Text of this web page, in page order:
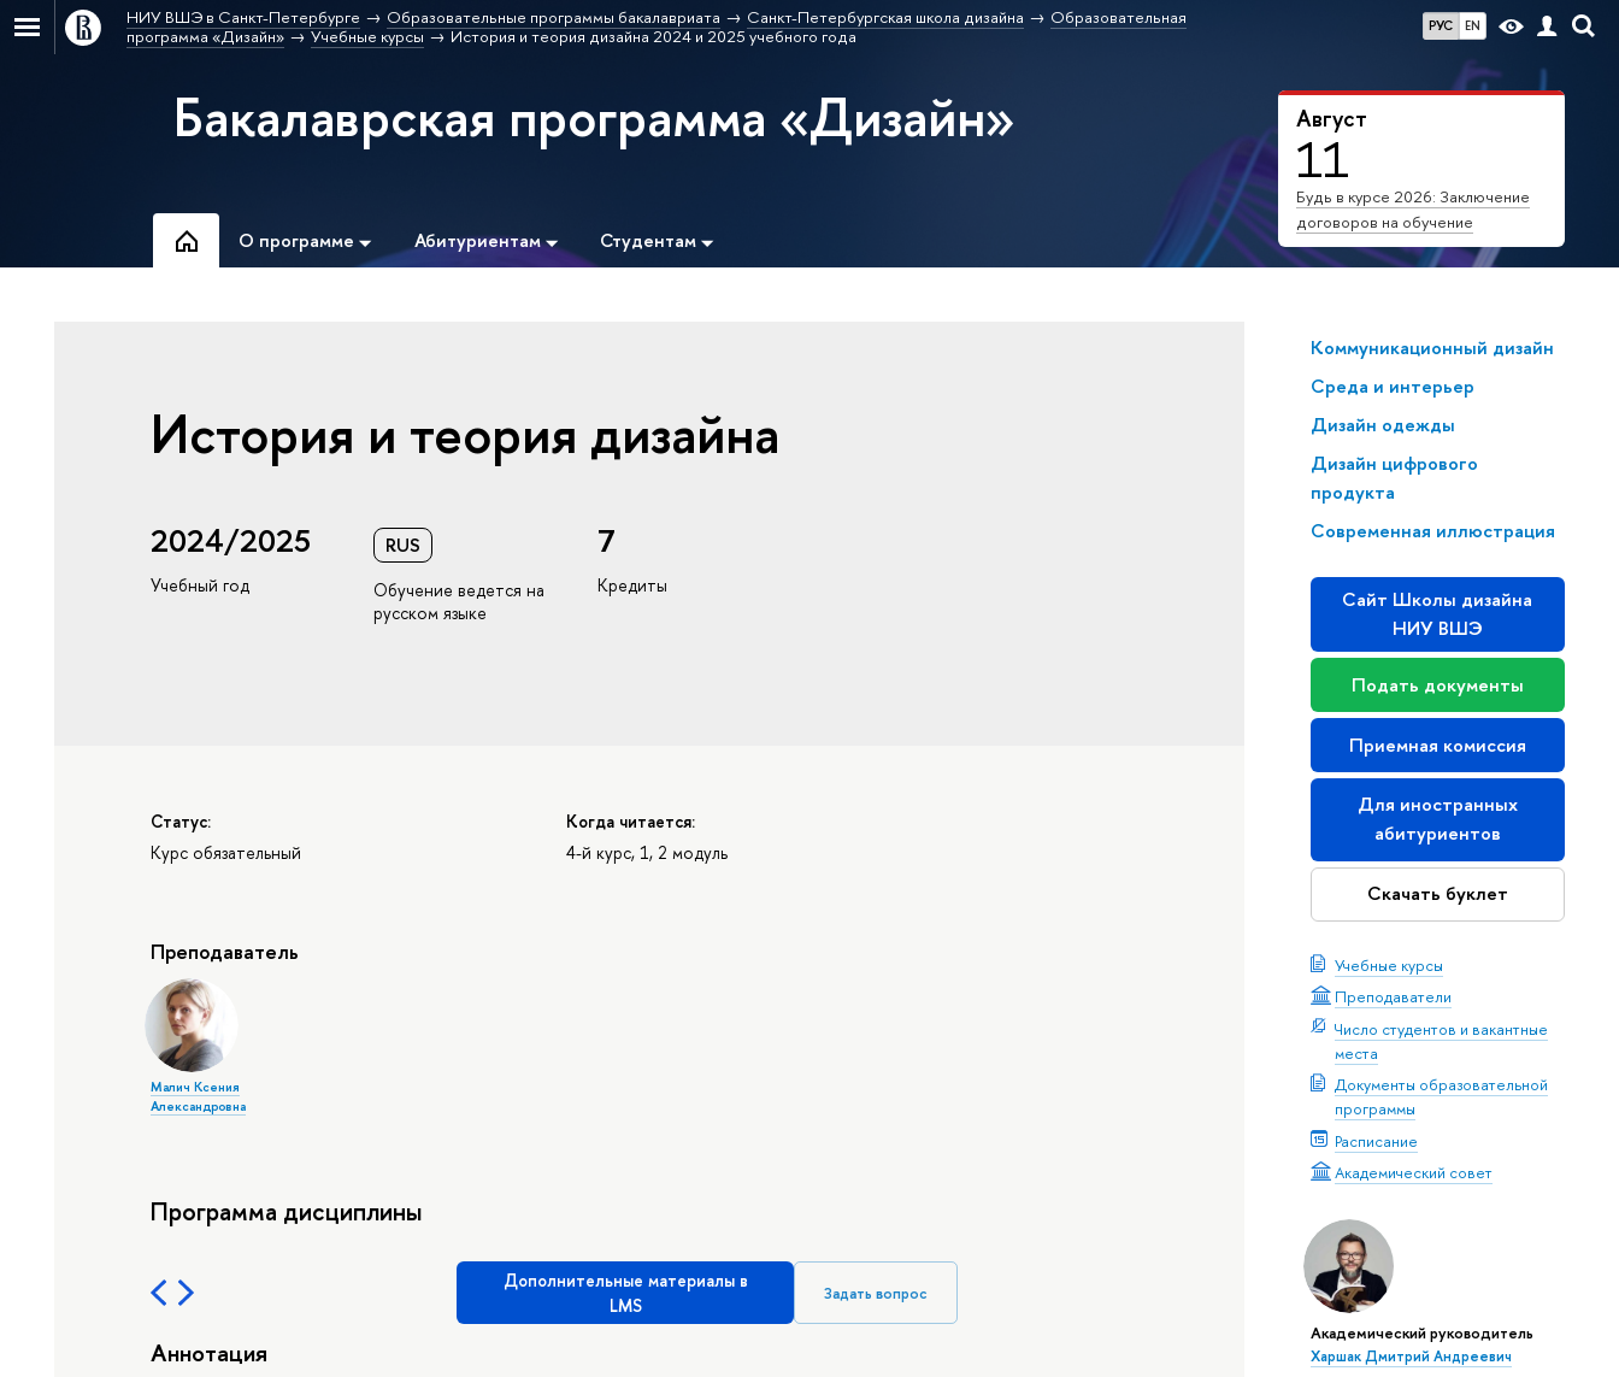
РУС EN
НИУ ВШЭ в Санкт-Петербурге Образовательные программы бакалавриата Санкт-Петербургская школа дизайна
Образовательная
программа «Дизайн»
Учебные курсы История и теория дизайна 2024 и 2025 учебного года
Август
11
Будь в курсе 2026: Заключение
договоров на обучение
Бакалаврская программа «Дизайн»
О программе Абитуриентам Студентам
Коммуникационный дизайн
Среда и интерьер
Дизайн одежды
Дизайн цифрового
продукта
Современная иллюстрация
Сайт Школы дизайна
НИУ ВШЭ
Подать документы
Приемная комиссия
Для иностранных
абитуриентов
Скачать буклет
Учебные курсы
Преподаватели
Число студентов и вакантные
места
Документы образовательной
программы
Расписание
Академический совет
Академический руководитель
Харшак Дмитрий Андреевич
История и теория дизайна
2024/2025
Учебный год
RUS
Обучение ведется на
русском языке
7
Кредиты
Статус:
Курс обязательный
Когда читается:
4-й курс, 1, 2 модуль
Преподаватель
Малич Ксения
Александровна
Программа дисциплины
Дополнительные материалы в
LMS
Задать вопрос
Аннотация